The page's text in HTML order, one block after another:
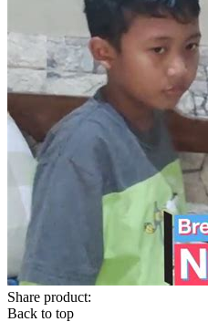
Share product:
Back to top